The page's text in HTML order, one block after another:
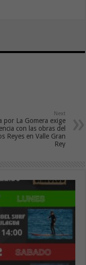
Next
por La Gomera exige
con las obras del
Reyes en Valle Gran
Rey